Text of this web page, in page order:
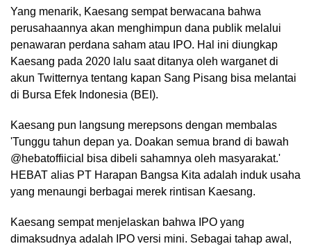
Yang menarik, Kaesang sempat berwacana bahwa
perusahaannya akan menghimpun dana publik melalui
penawaran perdana saham atau IPO. Hal ini diungkap
Kaesang pada 2020 lalu saat ditanya oleh warganet di
akun Twitternya tentang kapan Sang Pisang bisa melantai
di Bursa Efek Indonesia (BEI).
Kaesang pun langsung merepsons dengan membalas
'Tunggu tahun depan ya. Doakan semua brand di bawah
@hebatoffiicial bisa dibeli sahamnya oleh masyarakat.'
HEBAT alias PT Harapan Bangsa Kita adalah induk usaha
yang menaungi berbagai merek rintisan Kaesang.
Kaesang sempat menjelaskan bahwa IPO yang
dimaksudnya adalah IPO versi mini. Sebagai tahap awal,